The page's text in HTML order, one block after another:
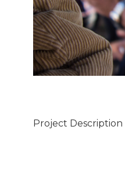
Project Description